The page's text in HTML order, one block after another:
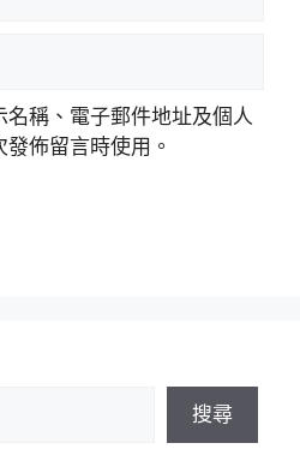
名稱、電子郵件地址及個人
佈留言時使用。
搜尋